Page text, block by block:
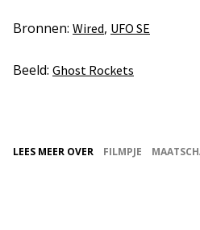
Bronnen: Wired, UFO SE
Beeld: Ghost Rockets
LEES MEER OVER FILMPJE